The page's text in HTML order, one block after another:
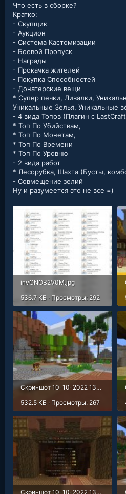
Что есть в сборке?
Кратко:
- Скупщик
- Аукцион
- Система Кастомизации
- Боевой Пропуск
- Награды
- Прокачка жителей
- Покупка Способностей
- Донатерские вещи
* Супер печки, Ливалки,
Уникальные Зелья, Уникальные
- 4 вида Топов (Плагин с
* Топ По Убийствам,
* Топ По Монетам,
* Топ По Времени
* Топ По Уровню
- 2 вида работ
* Лесорубка, Шахта (Бусты,
- Совмещение зелий
Ну и разумеется это не все =)
invONOB2V0M.jpg
536.7 КБ · Просмотры: 292
Скриншот 10-10-2022 134441.jpg
532.5 КБ · Просмотры: 267
Скриншот 10-10-2022 134534.jpg